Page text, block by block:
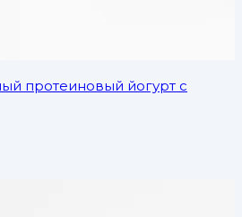
протеиновый йогурт с